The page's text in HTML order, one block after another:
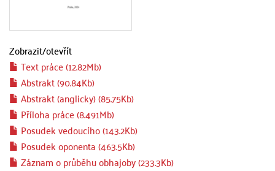
Zobrazit/otevřít
Text práce (12.82Mb)
Abstrakt (90.84Kb)
Abstrakt (anglicky) (85.75Kb)
Příloha práce (8.491Mb)
Posudek vedoucího (143.2Kb)
Posudek oponenta (463.5Kb)
Záznam o průběhu obhajoby (233.3Kb)